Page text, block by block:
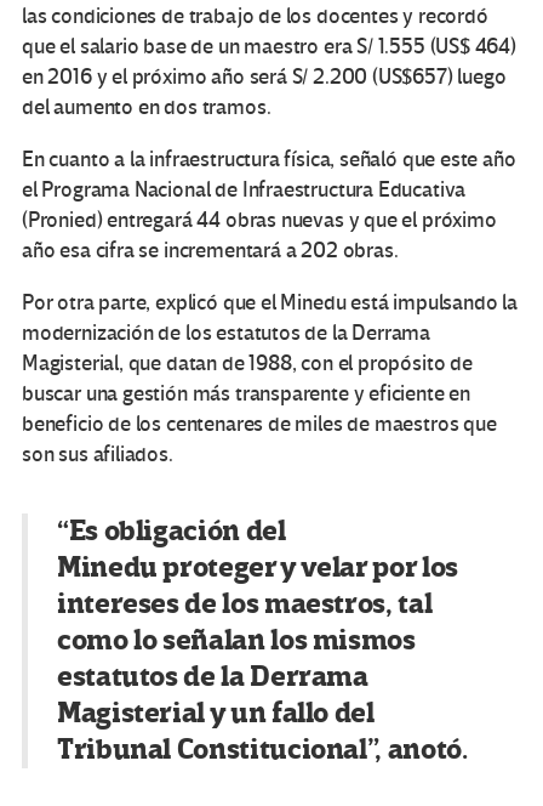
las condiciones de trabajo de los docentes y recordó
que el salario base de un maestro era S/ 1.555 (US$ 464)
en 2016 y el próximo año será S/ 2.200 (US$657) luego
del aumento en dos tramos.
En cuanto a la infraestructura física, señaló que este año
el Programa Nacional de Infraestructura Educativa
(Pronied) entregará 44 obras nuevas y que el próximo
año esa cifra se incrementará a 202 obras.
Por otra parte, explicó que el Minedu está impulsando la
modernización de los estatutos de la Derrama
Magisterial, que datan de 1988, con el propósito de
buscar una gestión más transparente y eficiente en
beneficio de los centenares de miles de maestros que
son sus afiliados.
“Es obligación del
Minedu proteger y velar por los
intereses de los maestros, tal
como lo señalan los mismos
estatutos de la Derrama
Magisterial y un fallo del
Tribunal Constitucional”, anotó.